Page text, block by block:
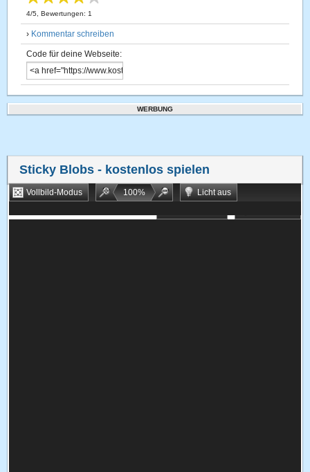
4/5 , Bewertungen: 1
› Kommentar schreiben
Code für deine Webseite:
WERBUNG
Sticky Blobs - kostenlos spielen
Vollbild-Modus 100%
Licht aus